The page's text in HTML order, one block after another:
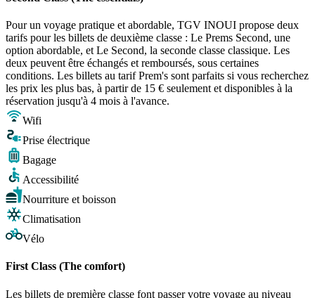
Pour un voyage pratique et abordable, TGV INOUI propose deux
tarifs pour les billets de deuxième classe : Le Prems Second, une
option abordable, et Le Second, la seconde classe classique. Les
deux peuvent être échangés et remboursés, sous certaines
conditions. Les billets au tarif Prem's sont parfaits si vous recherchez
les prix les plus bas, à partir de 15 € seulement et disponibles à la
réservation jusqu'à 4 mois à l'avance.
Wifi
Prise électrique
Bagage
Accessibilité
Nourriture et boisson
Climatisation
Vélo
First Class (The comfort)
Les billets de première classe font passer votre voyage au niveau